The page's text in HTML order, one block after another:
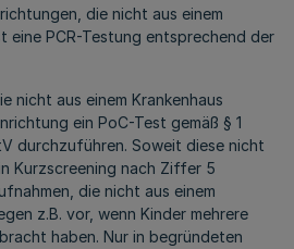
die nicht aus einem
eine PCR-Testung entsprechend der
nicht aus einem Krankenhaus
ein PoC-Test gemäß § 1
durchzuführen. Soweit diese nicht
Kurzscreening nach Ziffer 5
die nicht aus einem
z.B. vor, wenn Kinder mehrere
haben. Nur in begründeten